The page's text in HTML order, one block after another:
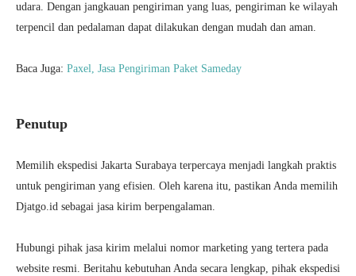
udara. Dengan jangkauan pengiriman yang luas, pengiriman ke wilayah
terpencil dan pedalaman dapat dilakukan dengan mudah dan aman.
Baca Juga: Paxel, Jasa Pengiriman Paket Sameday
Penutup
Memilih ekspedisi Jakarta Surabaya terpercaya menjadi langkah praktis
untuk pengiriman yang efisien. Oleh karena itu, pastikan Anda memilih
Djatgo.id sebagai jasa kirim berpengalaman.
Hubungi pihak jasa kirim melalui nomor marketing yang tertera pada
website resmi. Beritahu kebutuhan Anda secara lengkap, pihak ekspedisi